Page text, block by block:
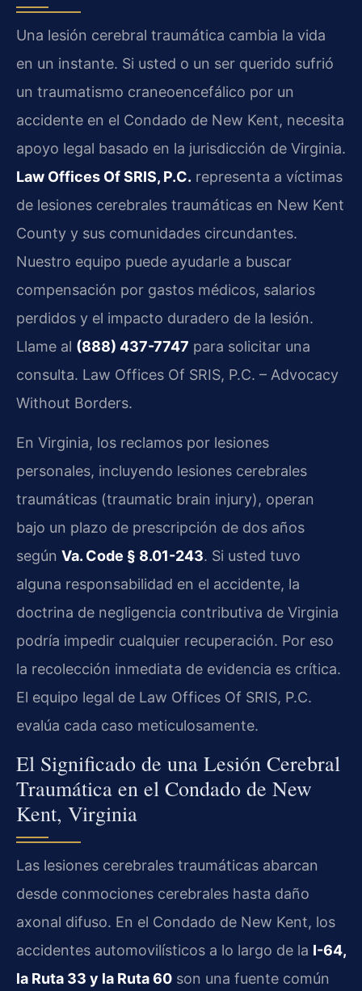
Una lesión cerebral traumática cambia la vida
en un instante. Si usted o un ser querido sufrió
un traumatismo craneoencefálico por un
accidente en el Condado de New Kent, necesita
apoyo legal basado en la jurisdicción de Virginia.
Law Offices Of SRIS, P.C. representa a víctimas
de lesiones cerebrales traumáticas en New Kent
County y sus comunidades circundantes.
Nuestro equipo puede ayudarle a buscar
compensación por gastos médicos, salarios
perdidos y el impacto duradero de la lesión.
Llame al (888) 437-7747 para solicitar una
consulta. Law Offices Of SRIS, P.C. – Advocacy
Without Borders.
En Virginia, los reclamos por lesiones
personales, incluyendo lesiones cerebrales
traumáticas (traumatic brain injury), operan
bajo un plazo de prescripción de dos años
según Va. Code § 8.01-243. Si usted tuvo
alguna responsabilidad en el accidente, la
doctrina de negligencia contributiva de Virginia
podría impedir cualquier recuperación. Por eso
la recolección inmediata de evidencia es crítica.
El equipo legal de Law Offices Of SRIS, P.C.
evalúa cada caso meticulosamente.
El Significado de una Lesión Cerebral
Traumática en el Condado de New
Kent, Virginia
Las lesiones cerebrales traumáticas abarcan
desde conmociones cerebrales hasta daño
axonal difuso. En el Condado de New Kent, los
accidentes automovilísticos a lo largo de la I-64,
la Ruta 33 y la Ruta 60 son una fuente común